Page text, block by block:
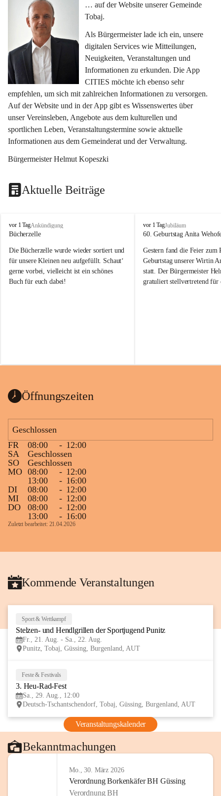
… auf der Website unserer Gemeinde
Tobaj.
Als Bürgermeister lade ich ein, unsere
digitalen Services wie Mitteilungen,
Neuigkeiten, Veranstaltungen und
Informationen zu erkunden. Die App
CITIES möchte ich ebenso sehr
empfehlen, um sich mit zahlreichen Informationen zu versorgen.
Auf der Website und in der App gibt es Wissenswertes über
unser Vereinsleben, Angebote aus dem kulturellen und
sportlichen Leben, Veranstaltungstermine sowie aktuelle
Informationen aus dem Gemeinderat und der Verwaltung.
Bürgermeister Helmut Kopeszki
Aktuelle Beiträge
T
o
a
j
vor 1 TagAnkündigung
Bücherzelle
Die Bücherzelle wurde wieder sortiert und
für unsere Kleinen neu aufgefüllt. Schaut‘
gerne vorbei, vielleicht ist ein schönes
Buch für euch dabei!
Wanduhr (!) benutzt und musste
Das Gemeindeamt freut sich sehr über die
Spende >lesenswerter< Bücher und
vorsortiert in die Bücherzelle eingeräumt
werden können.
Gleichzeitig möchten wir uns bei all Jenen
sehr herzlich bedanken, die bereits viele
tolle Bücher spendiert haben.
T
o
a
j
vor 1 TagJubiläum
60. Geburtstag Anita
Gestern fand die Feier zum
Geburtstag unserer Wirtin
statt. Der Bürgermeister
gratuliert stellvertretend für
Gesundheit, Gelassenheit
Öffnungszeiten
Geschlossen
FR
08:00 - 12:00
SA
Geschlossen
SO
Geschlossen
MO 08:00 - 12:00
13:00
- 16:00
DI
08:00 - 12:00
MI
08:00 - 12:00
DO
08:00 - 12:00
13:00
- 16:00
Zuletzt bearbeitet: 21.04.2026
Kommende Veranstaltungen
Sport & Wettkampf
Stelzen- und Hendlgrillen der Sportjugend Punitz
Fr., 21. Aug. - Sa., 22. Aug.
Punitz, Tobaj, Güssing, Burgenland, AUT
Feste & Festivals
3. Heu-Rad-Fest
Sa., 29. Aug., 12:00
Deutsch-Tschantschendorf, Tobaj, Güssing, Burgenland, AUT
Veranstaltungskalender
Bekanntmachungen
Mo., 30. März 2026
Verordnung Borkenkäfer BH Güssing
Verordnung BH